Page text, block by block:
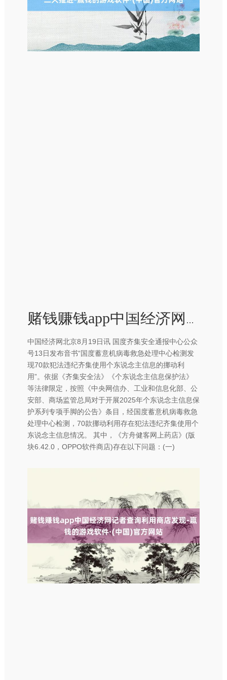
赌钱赚钱app中国经济网记者查询利用商店发现-赢钱的游戏软件·(中国)官方网站
中国经济网北京8月19日讯 国度齐集安全通报中心公众
号13日发布音书“国度蓄意机病毒救急处理中心检测发
现70款犯法违纪齐集使用个东说念主信息的挪动利
用”。依据《齐集安全法》《个东说念主信息保护法》
等法律限定，按照《中央网信办、工业和信息化部、公
安部、商场监管总局对于开展2025年个东说念主信息保
护系列专项手脚的公告》条目，经国度蓄意机病毒救急
处理中心检测，70款挪动利用存在犯法违纪齐集使用个
东说念主信息情况。 其中，《方舟健客网上药店》(版
块6.42.0，OPPO软件商店)存在以下问题：(一)